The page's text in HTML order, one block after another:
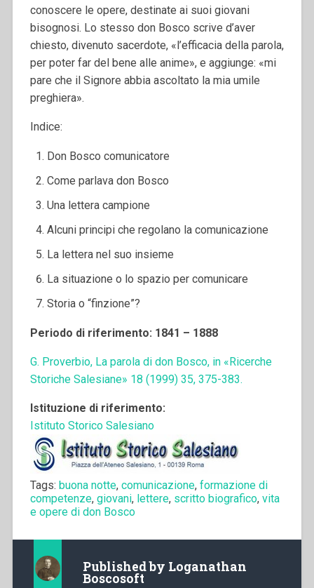
conoscere le opere, destinate ai suoi giovani
bisognosi. Lo stesso don Bosco scrive d’aver
chiesto, divenuto sacerdote, «l’efficacia della parola,
per poter far del bene alle anime», e aggiunge: «mi
pare che il Signore abbia ascoltato la mia umile
preghiera».
Indice:
Don Bosco comunicatore
Come parlava don Bosco
Una lettera campione
Alcuni principi che regolano la comunicazione
La lettera nel suo insieme
La situazione o lo spazio per comunicare
Storia o “finzione”?
Periodo di riferimento: 1841 – 1888
G. Proverbio, La parola di don Bosco, in «Ricerche
Storiche Salesiane» 18 (1999) 35, 375-383.
Istituzione di riferimento:
Istituto Storico Salesiano
Tags: buona notte, comunicazione, formazione di
competenze, giovani, lettere, scritto biografico, vita
e opere di don Bosco
Published by Loganathan
Boscosoft